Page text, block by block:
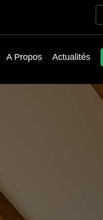
A Propos Actualités